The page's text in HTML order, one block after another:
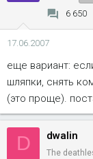
6 650
17.06.2007
еще вариант:
шляпки, снять
(это проще).
D dwalin
The